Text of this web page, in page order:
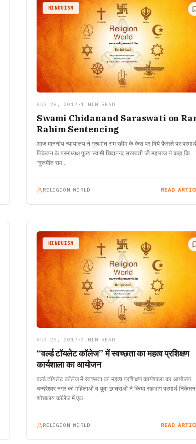
HINDUISM
AUG 28, 2017 • 1 MIN READ
Swami Chidanand Saraswati on
Rahim Sentencing
आज माननीय न्यायालय ने गुरूमीत राम रहीम के केस पर दिये फैसले पर परमार्थ
निकेतन के परमाध्यक्ष पूज्य स्वामी चिदानन्द सरस्वती जी महाराज ने कहा कि
’गुरूमीत राम…
RELIGION WORLD READ
HINDUISM
AUG 25, 2017 • 3 MIN READ
“वर्ल्ड टाॅयलेट काॅलेज” में स्वच्छता का महत्व प्रशिक्षण
कार्यशाला का आयोजन
वर्ल्ड टाॅयलेट काॅलेज में स्वच्छता का महत्व प्रशिक्षण कार्यशाला का आयोजन
चन्द्रेश्वर नगर की महिलाओं व युवा छात्राओं ने किया सहभाग परमार्थ निकेतन
शौचालय काॅलेज में एक…
RELIGION WORLD READ